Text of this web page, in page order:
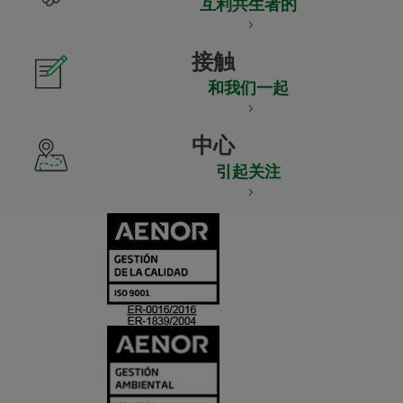
接触
和我们一起
中心
引起关注